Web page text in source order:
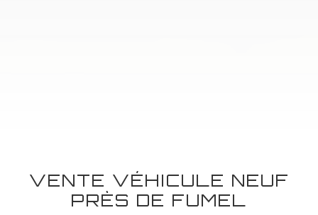
VENTE VÉHICULE NEUF
PRÈS DE FUMEL